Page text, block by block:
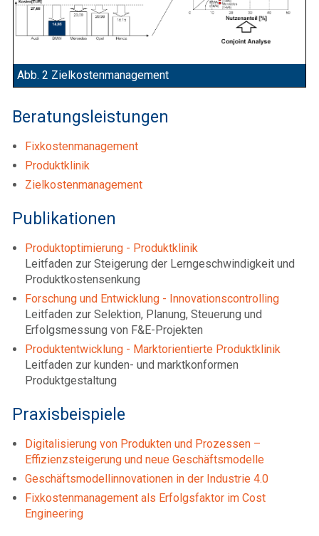
Abb. 2 Zielkostenmanagement
Beratungsleistungen
Fixkostenmanagement
Produktklinik
Zielkostenmanagement
Publikationen
Produktoptimierung - Produktklinik
Leitfaden zur Steigerung der Lerngeschwindigkeit und
Produktkostensenkung
Forschung und Entwicklung - Innovationscontrolling
Leitfaden zur Selektion, Planung, Steuerung und
Erfolgsmessung von F&E-Projekten
Produktentwicklung - Marktorientierte Produktklinik
Leitfaden zur kunden- und marktkonformen
Produktgestaltung
Praxisbeispiele
Digitalisierung von Produkten und Prozessen –
Effizienzsteigerung und neue Geschäftsmodelle
Geschäftsmodellinnovationen in der Industrie 4.0
Fixkostenmanagement als Erfolgsfaktor im Cost
Engineering